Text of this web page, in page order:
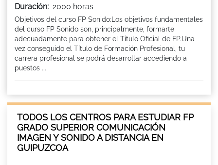
Duración: 2000 horas
Objetivos del curso FP Sonido:Los objetivos fundamentales
del curso FP Sonido son, principalmente, formarte
adecuadamente para obtener el Titulo Oficial de FP.Una
vez conseguido el Título de Formación Profesional, tu
carrera profesional se podrá desarrollar accediendo a
puestos ...
TODOS LOS CENTROS PARA ESTUDIAR FP
GRADO SUPERIOR COMUNICACIÓN
IMAGEN Y SONIDO A DISTANCIA EN
GUIPUZCOA